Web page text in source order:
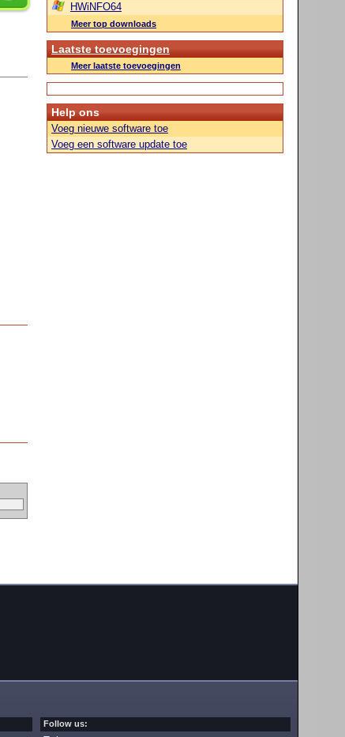
HWiNFO64
Meer top downloads
Laatste toevoegingen
Meer laatste toevoegingen
Help ons
Voeg nieuwe software toe
Voeg een software update toe
Follow us: